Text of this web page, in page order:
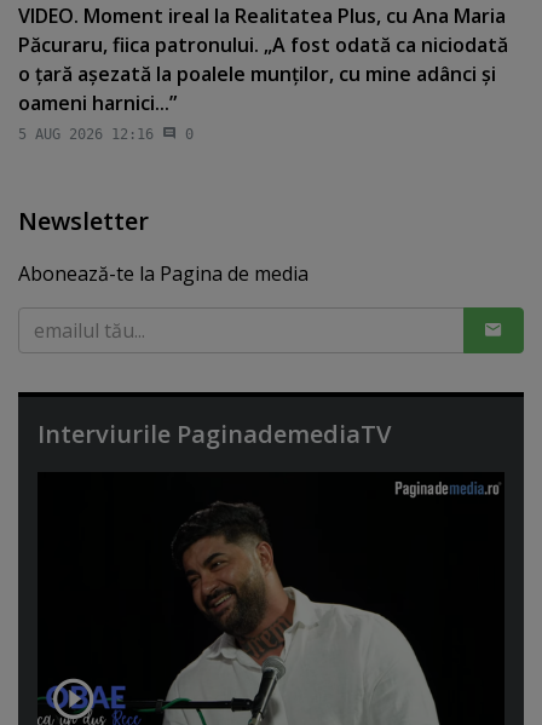
VIDEO. Moment ireal la Realitatea Plus, cu Ana Maria
Păcuraru, fiica patronului. „A fost odată ca niciodată
o ţară aşezată la poalele munţilor, cu mine adânci şi
oameni harnici...”
5 AUG 2026 12:16 0
Newsletter
Abonează-te la Pagina de media
Interviurile PaginademediaTV